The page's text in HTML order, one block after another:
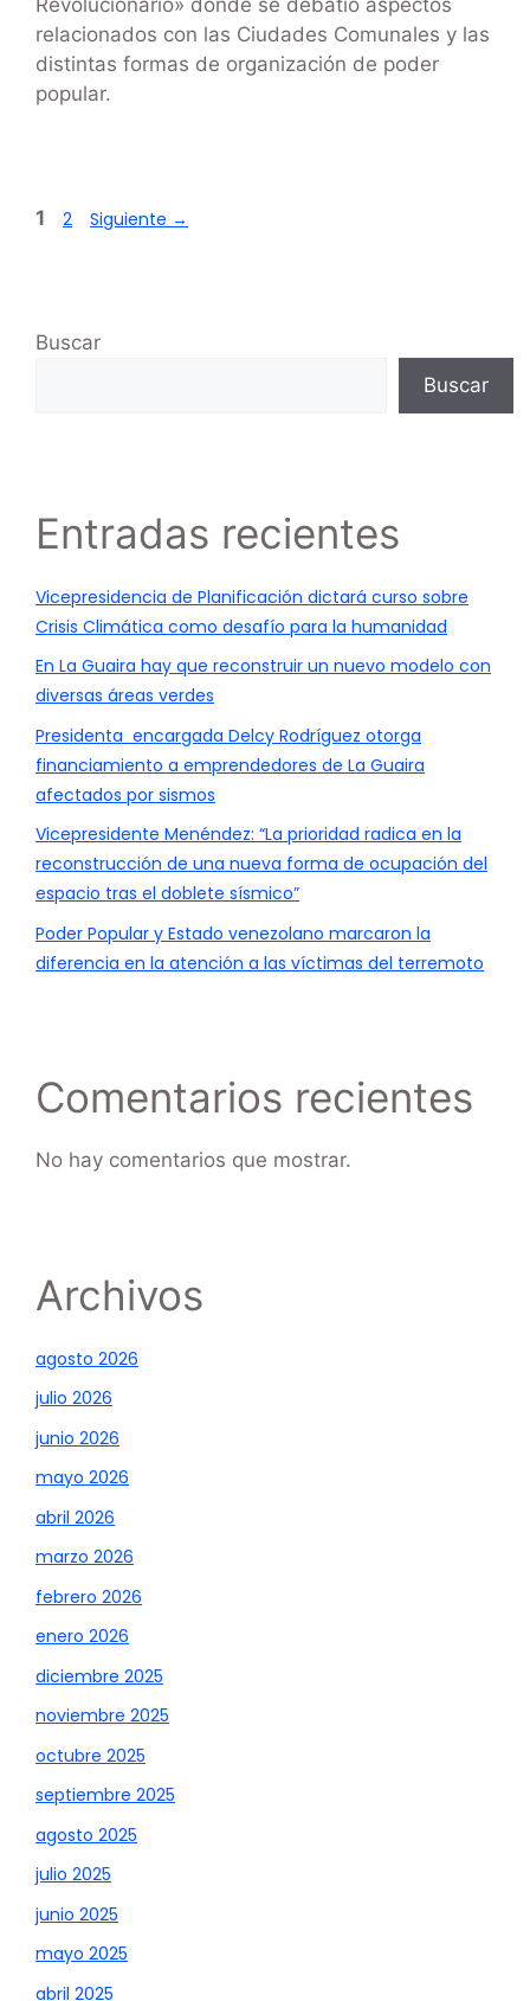
relacionados con las Ciudades Comunales y las
distintas formas de organización de poder
popular.
1 2 Siguiente →
Buscar
Buscar
Entradas recientes
Vicepresidencia de Planificación dictará curso sobre
Crisis Climática como desafío para la humanidad
En La Guaira hay que reconstruir un nuevo modelo con
diversas áreas verdes
Presidenta encargada Delcy Rodríguez otorga
financiamiento a emprendedores de La Guaira
afectados por sismos
Vicepresidente Menéndez: “La prioridad radica en la
reconstrucción de una nueva forma de ocupación del
espacio tras el doblete sísmico”
Poder Popular y Estado venezolano marcaron la
diferencia en la atención a las víctimas del terremoto
Comentarios recientes
No hay comentarios que mostrar.
Archivos
agosto 2026
julio 2026
junio 2026
mayo 2026
abril 2026
marzo 2026
febrero 2026
enero 2026
diciembre 2025
noviembre 2025
octubre 2025
septiembre 2025
agosto 2025
julio 2025
junio 2025
mayo 2025
abril 2025